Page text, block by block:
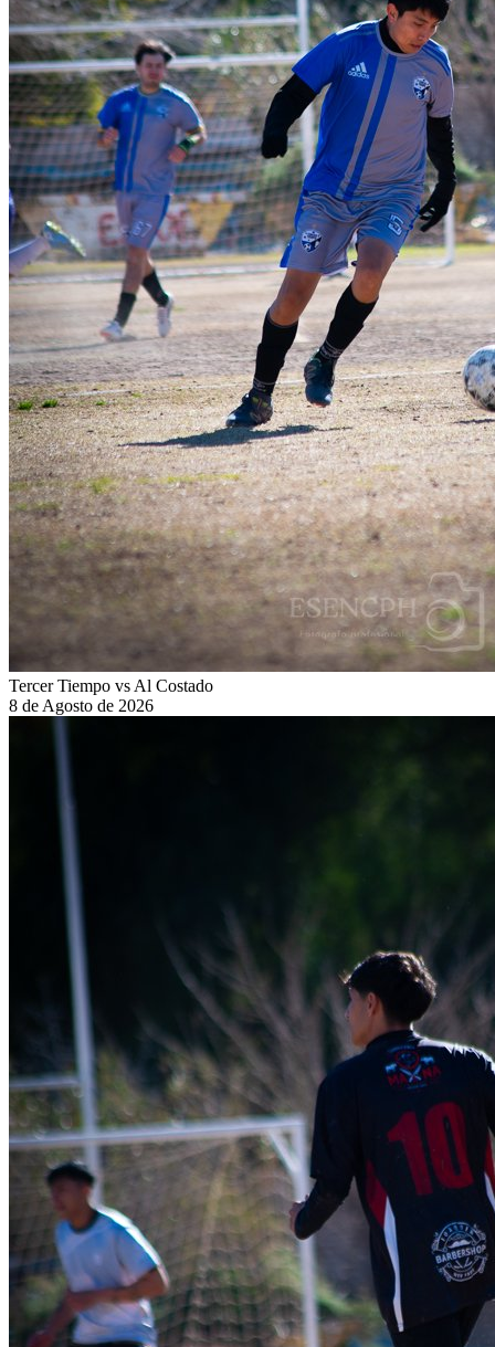
Tercer Tiempo vs Al Costado
8 de Agosto de 2026